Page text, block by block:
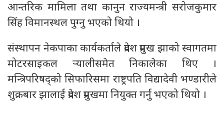
आन्तरिक मामिला तथा कानुन राज्यमन्त्री सरोजकुमार
सिंह विमानस्थल पुग्नु भएको थियो ।
संस्थापन नेकपाका कार्यकर्ताले प्रदेश प्रमुख झाको स्वागतमा
मोटरसाइकल र्‍यालीसमेत निकालेका थिए ।
मन्त्रिपरिषद्को सिफारिसमा राष्ट्रपति विद्यादेवी भण्डारीले
शुक्रबार झालाई प्रदेश प्रमुखमा नियुक्त गर्नु भएको थियो ।